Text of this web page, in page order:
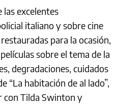
las excelentes
italiano y sobre cine
para la ocasión,
sobre el tema de la
degradaciones, cuidados
“La habitación de al lado”,
con Tilda Swinton y